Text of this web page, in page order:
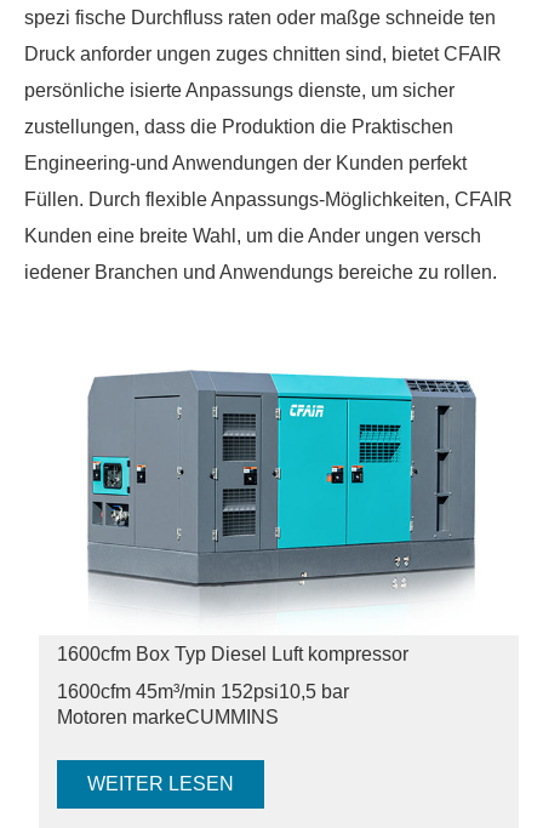
spezi fische Durchfluss raten oder maßge schneide ten
Druck anforder ungen zuges chnitten sind, bietet CFAIR
persönliche isierte Anpassungs dienste, um sicher
zustellungen, dass die Produktion die Praktischen
Engineering-und Anwendungen der Kunden perfekt
Füllen. Durch flexible Anpassungs-Möglichkeiten, CFAIR
Kunden eine breite Wahl, um die Ander ungen versch
iedener Branchen und Anwendungs bereiche zu rollen.
1600cfm Box Typ Diesel Luft kompressor
1600cfm 45m³/min 152psi10,5 bar
Motoren markeCUMMINS
WEITER LESEN